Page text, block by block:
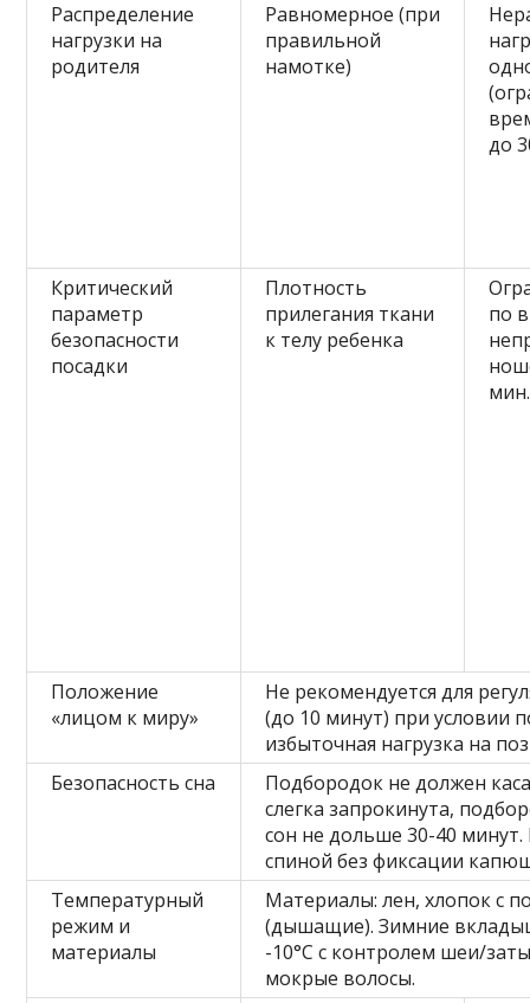
Распределение
нагрузки на
родителя
Равномерное (при
правильной
намотке)
до
Критический
параметр
безопасности
посадки
Плотность
прилегания ткани
к телу ребенка
по
Положение
«лицом к миру»
Не рекомендуется для
(до 10 минут) при условии
избыточная нагрузка на
Безопасность сна
Подбородок не должен
слегка запрокинута,
сон не дольше 30-40
спиной без фиксации
Температурный
режим и
материалы
Материалы: лен, хлопок с
(дышащие). Зимние
-10°C с контролем шеи/
мокрые волосы.